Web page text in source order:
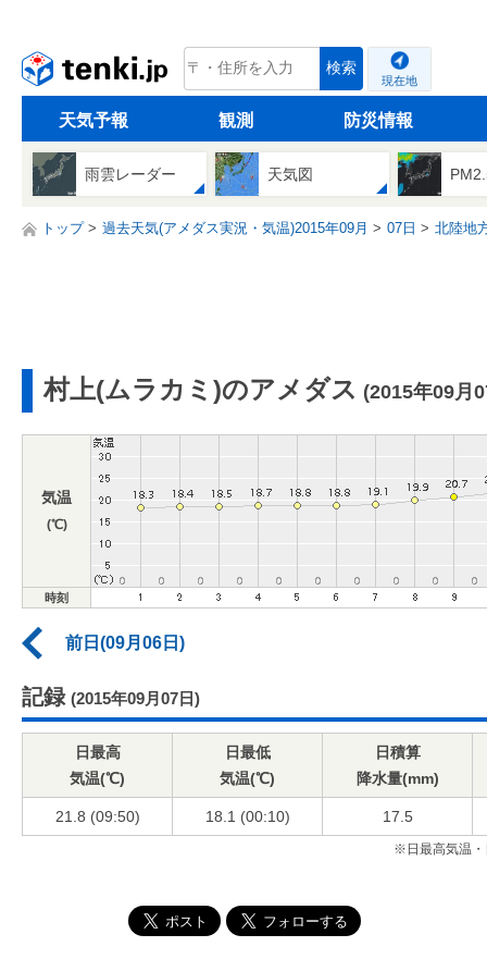
tenki.jp 検索
現在地
天気予報 観測 防災情報
雨雲レーダー 天気図
トップ 過去天気(アメダス実況・気温)2015年09月 07日 北陸地
村上(ムラカミ)のアメダス (2015年09月
気温
(℃)
時刻
前日(09月06日)
記録 (2015年09月07日)
日最高
気温(℃)
日最低
気温(℃)
日積算
降水量(mm)
21.8 (09:50) 18.1 (00:10) 17.5
※日最高気温・